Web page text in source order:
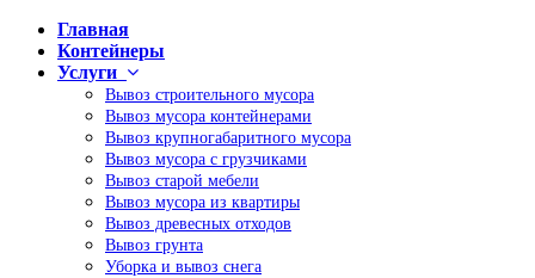
Главная
Контейнеры
Услуги
Вывоз строительного мусора
Вывоз мусора контейнерами
Вывоз крупногабаритного мусора
Вывоз мусора с грузчиками
Вывоз старой мебели
Вывоз мусора из квартиры
Вывоз древесных отходов
Вывоз грунта
Уборка и вывоз снега